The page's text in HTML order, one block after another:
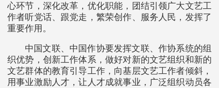
心环节，深化改革，优化职能，团结引领广大文艺工
作者听党话、跟党走，繁荣创作、服务人民，发挥了
重要作用。
中国文联、中国作协要发挥文联、作协系统的组
织优势，创新工作体系，做好对新的文艺组织和新的
文艺群体的教育引导工作，向基层文艺工作者倾斜，
用事业激励人才，让人才成就事业，广泛组织动员各